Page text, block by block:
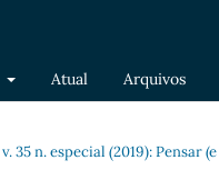
Atual Arquivos
v. 35 n. especial (2019): Pensar